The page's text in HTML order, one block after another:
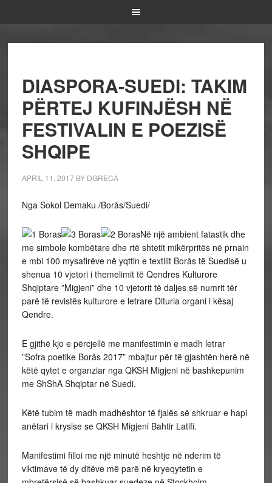
DIASPORA-SUEDI: TAKIM
PËRTEJ KUFINJËSH NË
FESTIVALIN E POEZISË
SHQIPE
APRIL 11, 2017BY DGRECA
Nga Sokol Demaku /Borås/Suedi/
Në një ambient fatastik dhe
me simbole kombëtare dhe rtë shtetit mikërpritës në prnain
e mbi 100 mysafirëve në yqttin e textilit Borås të Suedisë u
shenua 10 vjetori i themelimit të Qendres Kulturore
Shqiptare ”Migjeni” dhe 10 vjetorit të daljes së numrit tër
parë të revistës kulturore e letrare Dituria organi i kësaj
Qendre.
E gjithë kjo e përcjellë me manifestimin e madh letrar
”Sofra poetike Borås 2017” mbajtur për të gjashtën herë në
këtë qytet e organziar nga QKSH Migjeni në bashkepunim
me ShShA Shqiptar në Suedi.
Këtë tubim të madh madhështor të fjalës së shkruar e hapi
anëtari i krysise se QKSH Migjeni Bahtir Latifi.
Manifestimi filloi me një minutë heshtje në nderim të
viktimave të dy ditëve më parë në kryeqytetin e